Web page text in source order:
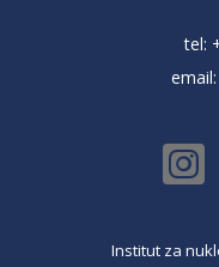
tel:
email:
Institut za